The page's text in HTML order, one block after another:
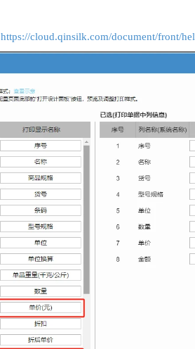
https://cloud.qinsilk.com/document/front/